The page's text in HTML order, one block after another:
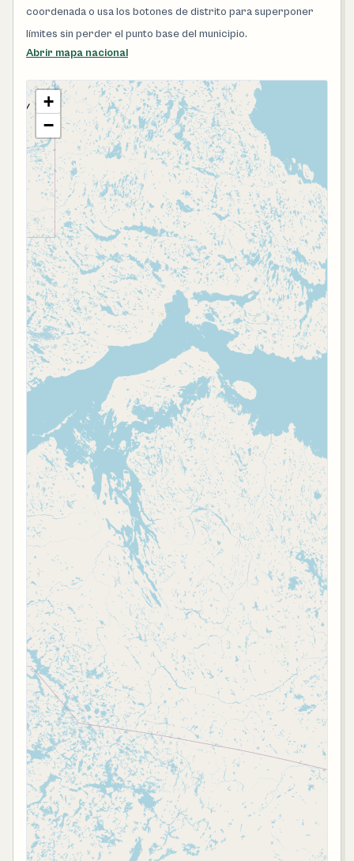
coordenada o usa los botones de distrito para superponer
límites sin perder el punto base del municipio.
Abrir mapa nacional
+
−